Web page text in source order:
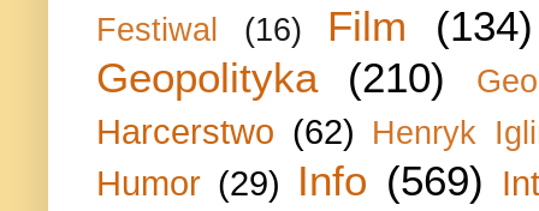
Festiwal (16) Film
(134)
Geopolityka
(210)
Harcerstwo (62) Henryk
Humor (29) Info (569)